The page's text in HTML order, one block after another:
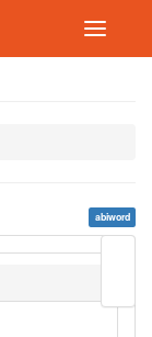
abiword
page